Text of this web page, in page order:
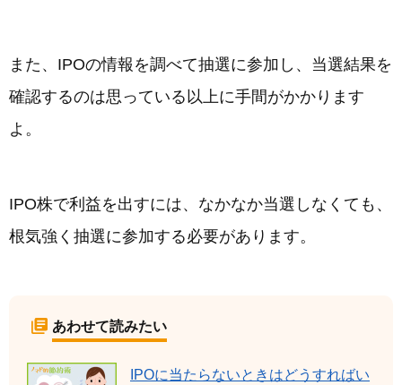
また、IPOの情報を調べて抽選に参加し、当選結果を
確認するのは思っている以上に手間がかかります
よ。
IPO株で利益を出すには、なかなか当選しなくても、
根気強く抽選に参加する必要があります。
あわせて読みたい
IPOに当たらないときはどうすればい